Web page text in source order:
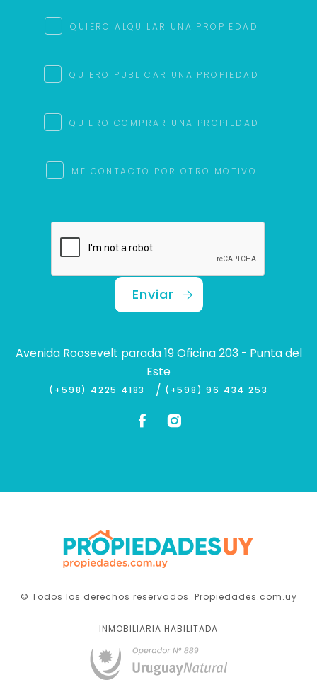
QUIERO ALQUILAR UNA PROPIEDAD
QUIERO PUBLICAR UNA PROPIEDAD
QUIERO COMPRAR UNA PROPIEDAD
ME CONTACTO POR OTRO MOTIVO
Enviar
Avenida Roosevelt parada 19 Oficina 203 - Punta del
Este
(+598) 4225 4183 / (+598) 96 434 253
© Todos los derechos reservados. Propiedades.com.uy
INMOBILIARIA HABILITADA